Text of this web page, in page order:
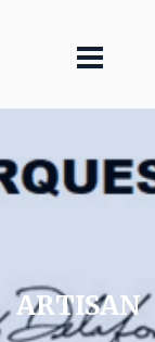
ARTISAN